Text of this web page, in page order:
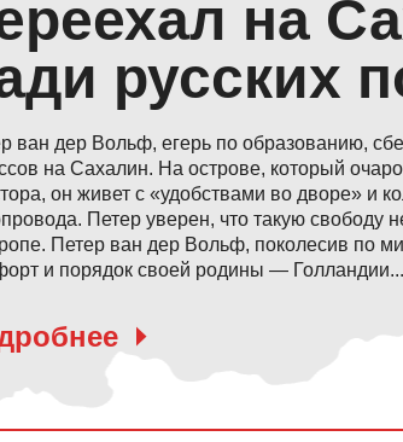
русских
ван дер Вольф, егерь по образованию,
на Сахалин. На острове, который
он живет с «удобствами во дворе» и
Петер уверен, что такую свободу
Петер ван дер Вольф, поколесив по
и порядок своей родины — Голландии...